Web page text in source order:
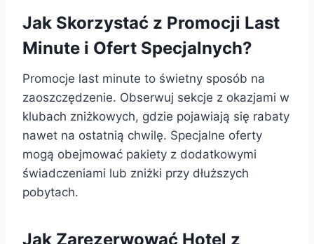
Jak Skorzystać z Promocji Last
Minute i Ofert Specjalnych?
Promocje last minute to świetny sposób na
zaoszczędzenie. Obserwuj sekcje z okazjami w
klubach zniżkowych, gdzie pojawiają się rabaty
nawet na ostatnią chwilę. Specjalne oferty
mogą obejmować pakiety z dodatkowymi
świadczeniami lub zniżki przy dłuższych
pobytach.
Jak Zarezerwować Hotel z